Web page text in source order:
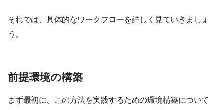
それでは、具体的なワークフローを詳しく見ていきましょ
う。
前提環境の構築
まず最初に、この方法を実践するための環境構築について